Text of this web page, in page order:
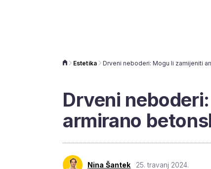
Estetika
Drveni
armirano
Nina Šantek 25. travanj 2024.